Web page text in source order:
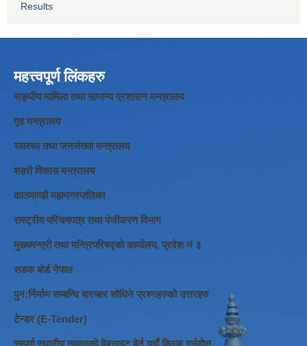
Results
महत्त्वपूर्ण लिंकहरु
सङ्घीय मामिला तथा सामान्य प्रशासन मन्त्रालय
गृह मन्त्रालय
स्वास्थ्य तथा जनसंख्या मन्त्रालय
शहरी विकास मन्त्रालय
काठमाण्डौ महानगरपालिका
रास्ट्रीय परिचयपत्र तथा पंजीकरण विभाग
मुख्यमन्त्री तथा मन्त्रिपरिषद्को कार्यालय, प्रदेश नं ३
सडक बोर्ड नेपाल
पुन:र्निर्माण सम्बन्धि बारम्बार सोधिने प्रश्नहरुको उत्तरहरु
टेन्डर (E-Tender)